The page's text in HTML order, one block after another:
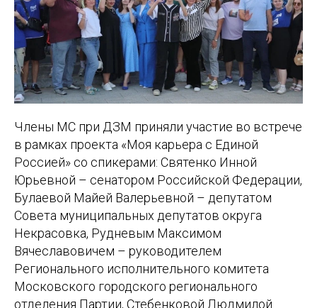
Члены МС при ДЗМ приняли участие во встрече
в рамках проекта «Моя карьера с Единой
Россией» со спикерами: Святенко Инной
Юрьевной – сенатором Российской Федерации,
Булаевой Майей Валерьевной – депутатом
Совета муниципальных депутатов округа
Некрасовка, Рудневым Максимом
Вячеславовичем – руководителем
Регионального исполнительного комитета
Московского городского регионального
отделения Партии, Стебенковой Людмилой